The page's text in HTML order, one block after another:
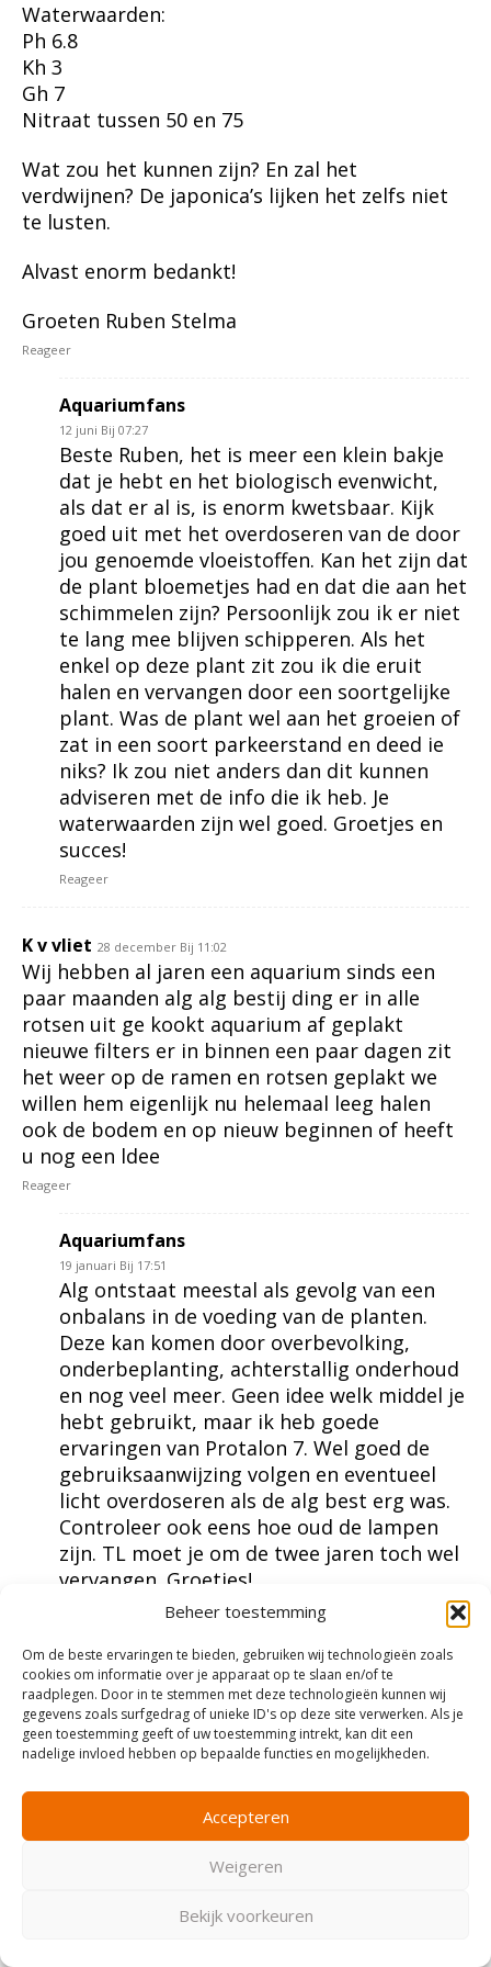
Beheer toestemming
Om de beste ervaringen te bieden, gebruiken wij technologieën zoals
cookies om informatie over je apparaat op te slaan en/of te
raadplegen. Door in te stemmen met deze technologieën kunnen wij
gegevens zoals surfgedrag of unieke ID's op deze site verwerken. Als je
geen toestemming geeft of uw toestemming intrekt, kan dit een
nadelige invloed hebben op bepaalde functies en mogelijkheden.
Accepteren
Weigeren
Bekijk voorkeuren
Waterwaarden:
Ph 6.8
Kh 3
Gh 7
Nitraat tussen 50 en 75
Wat zou het kunnen zijn? En zal het
verdwijnen? De japonica’s lijken het zelfs niet
te lusten.
Alvast enorm bedankt!
Groeten Ruben Stelma
Reageer
Aquariumfans
12 juni Bij 07:27
Beste Ruben, het is meer een klein bakje
dat je hebt en het biologisch evenwicht,
als dat er al is, is enorm kwetsbaar. Kijk
goed uit met het overdoseren van de door
jou genoemde vloeistoffen. Kan het zijn dat
de plant bloemetjes had en dat die aan het
schimmelen zijn? Persoonlijk zou ik er niet
te lang mee blijven schipperen. Als het
enkel op deze plant zit zou ik die eruit
halen en vervangen door een soortgelijke
plant. Was de plant wel aan het groeien of
zat in een soort parkeerstand en deed ie
niks? Ik zou niet anders dan dit kunnen
adviseren met de info die ik heb. Je
waterwaarden zijn wel goed. Groetjes en
succes!
Reageer
K v vliet 28 december Bij 11:02
Wij hebben al jaren een aquarium sinds een
paar maanden alg alg bestij ding er in alle
rotsen uit ge kookt aquarium af geplakt
nieuwe filters er in binnen een paar dagen zit
het weer op de ramen en rotsen geplakt we
willen hem eigenlijk nu helemaal leeg halen
ook de bodem en op nieuw beginnen of heeft
u nog een ldee
Reageer
Aquariumfans
19 januari Bij 17:51
Alg ontstaat meestal als gevolg van een
onbalans in de voeding van de planten.
Deze kan komen door overbevolking,
onderbeplanting, achterstallig onderhoud
en nog veel meer. Geen idee welk middel je
hebt gebruikt, maar ik heb goede
ervaringen van Protalon 7. Wel goed de
gebruiksaanwijzing volgen en eventueel
licht overdoseren als de alg best erg was.
Controleer ook eens hoe oud de lampen
zijn. TL moet je om de twee jaren toch wel
vervangen. Groetjes!
Steren 3 juni Bij 18:30
Hallo
Even een vraagje.
Een kennis van mij heeft een aquarium en die
dat alg is geen idee. Wel zitten er heel veel
slakken in is dat een goed teken?
Hij wil nu gaan kijken voor een uv filter dat
zouw de bak kristal helder maken klop dat?